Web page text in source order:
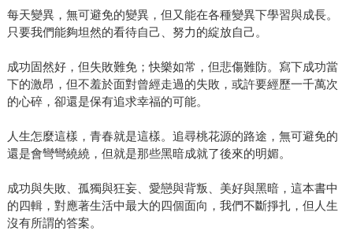
每天變異，無可避免的變異，但又能在各種變異下學習與成長。
只要我們能夠坦然的看待自己、努力的綻放自己。
成功固然好，但失敗難免；快樂如常，但悲傷難防。寫下成功當
下的激昂，但不羞於面對曾經走過的失敗，或許要經歷一千萬次
的心碎，卻還是保有追求幸福的可能。
人生怎麼這樣，青春就是這樣。追尋桃花源的路途，無可避免的
還是會彎彎繞繞，但就是那些黑暗成就了後來的明媚。
成功與失敗、孤獨與狂妄、愛戀與背叛、美好與黑暗，這本書中
的四輯，對應著生活中最大的四個面向，我們不斷掙扎，但人生
沒有所謂的答案。